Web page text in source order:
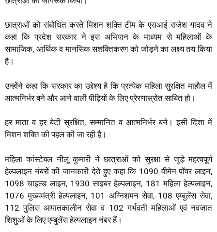
छात्राओं को संबोधित करते मिशन शक्ति टीम के एसआई राजेश यादव ने
कहा कि प्रदेश सरकार ने इस अभियान के माध्यम से महिलाओं के
सामाजिक, आर्थिक व मानसिक सशक्तिकरण को जोड़ने का लक्ष्य तय किया
है।
उन्होंने कहा कि सरकार का उद्देश्य है कि प्रत्येक महिला सुरक्षित माहौल में
आत्मनिर्भर बने और आने वाली पीढ़ियों के लिए प्रेरणास्रोत साबित हो।
हर माता व हर बेटी सुरक्षित, सम्मानित व आत्मनिर्भर बने। इसी दिशा में
मिशन शक्ति की पहल की जा रही है।
महिला कांस्टेबल नीलू कुमारी ने छात्राओं को सुरक्षा से जुड़े महत्वपूर्ण
हेल्पलाइन नंबरों की जानकारी देते हुए कहा कि 1090 वीमेन पॉवर लाइन,
1098 चाइल्ड लाइन, 1930 साइबर हेल्पलाइन, 181 महिला हेल्पलाइन,
1076 मुख्यमंत्री हेल्पलाइन, 101 अग्निशमन सेवा, 108 एम्बुलेंस सेवा,
112 पुलिस आपातकालीन सेवा व 102 गर्भवती महिलाओं एवं नवजात
शिशुओं के लिए एम्बुलेंस हेल्पलाइन नंबर हैं।